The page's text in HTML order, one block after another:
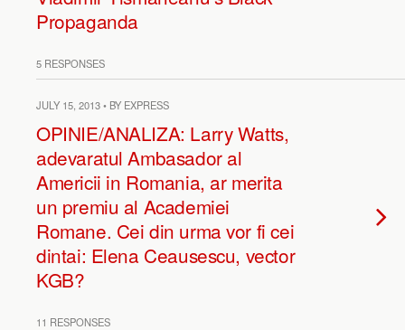
Propaganda
5 RESPONSES
JULY 15, 2013 • BY EXPRESS
OPINIE/ANALIZA: Larry Watts,
adevaratul Ambasador al
Americii in Romania, ar merita
un premiu al Academiei
Romane. Cei din urma vor fi cei
dintai: Elena Ceausescu, vector
KGB?
11 RESPONSES